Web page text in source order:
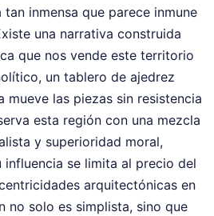
inmensa que parece inmune
una narrativa construida
que nos vende este territorio
un tablero de ajedrez
mueve las piezas sin resistencia
esta región con una mezcla
y superioridad moral,
se limita al precio del
arquitectónicas en
no solo es simplista, sino que